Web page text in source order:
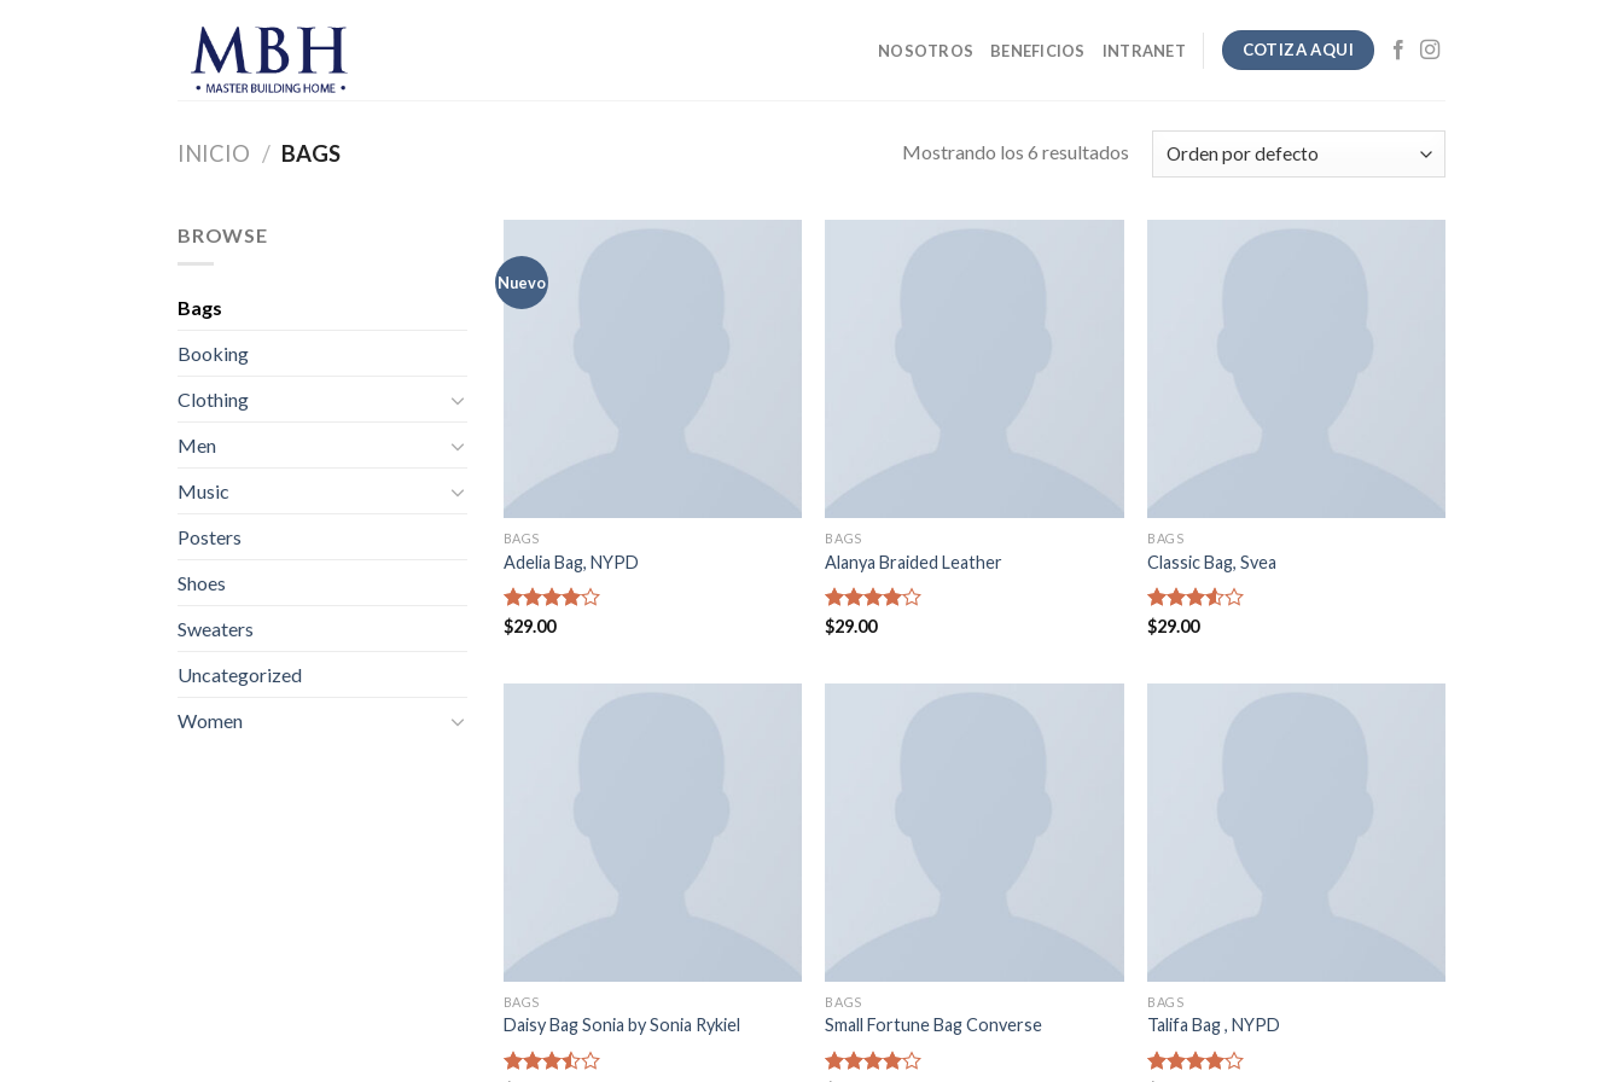
NOSOTROS BENEFICIOS INTRANET COTIZA AQUI
INICIO / BAGS Mostrando los 6 resultados
BROWSE
Bags
Booking
Clothing
Men
Music
Posters
Shoes
Sweaters
Uncategorized
Women
Nuevo
BAGS
Adelia Bag, NYPD
Valorado
$29.00
BAGS
Alanya Braided Leather
Valorado
$29.00
BAGS
Classic Bag, Svea
Valorado
$29.00
BAGS
Daisy Bag Sonia by Sonia Rykiel
BAGS
Small Fortune Bag Converse
BAGS
Talifa Bag , NYPD